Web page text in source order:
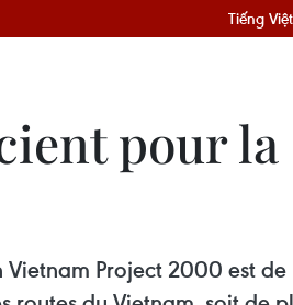
Tiếng Việt
pour
Project 2000 est